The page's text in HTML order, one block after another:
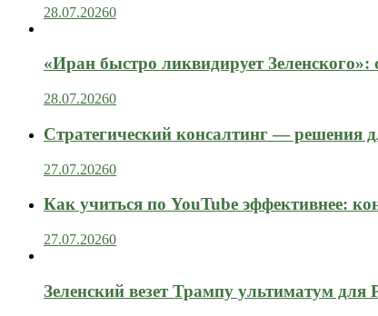
28.07.20260
«Иран быстро ликвидирует
28.07.20260
Стратегический консалтинг — решения
27.07.20260
Как учиться по YouTube эффективнее:
27.07.20260
Зеленский везет Трампу ультиматум для